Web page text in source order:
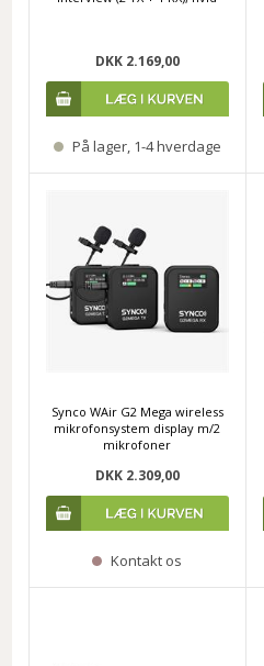
DKK 2.169,00
På lager, 1-4 hverdage
Synco WAir G2 Mega wireless
mikrofonsystem display m/2
mikrofoner
DKK 2.309,00
Kontakt os